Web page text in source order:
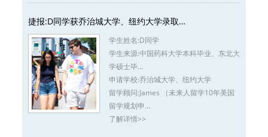
捷报:D同学获乔治城大学、纽约大学录取…
学生姓名:D同学
学生来源:中国药科大学本科毕业、东北大
学硕士毕…
申请学校:乔治城大学、纽约大学
留学顾问:James （未来人留学10年美国
留学规划申…
了解详情>>